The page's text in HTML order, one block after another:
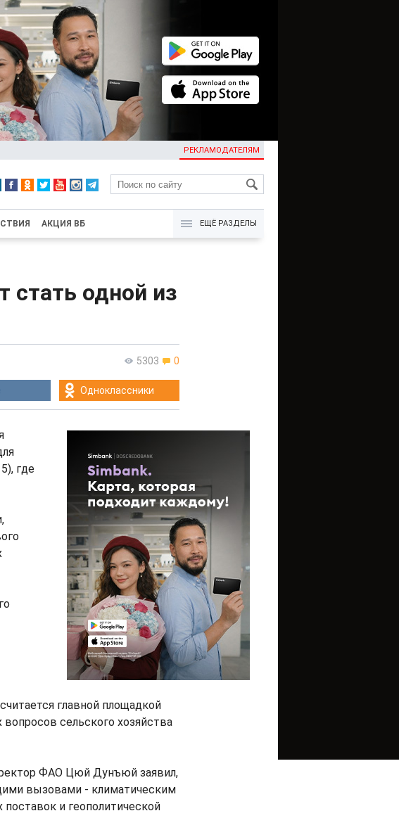
РЕКЛАМОДАТЕЛЯМ
KG
АКЦИЯ ВБ ЕЩЁ РАЗДЕЛЫ
одной из
5303 0
Одноклассники
где
главной площадкой
сельского хозяйства
ФАО Цюй Дунъюй заявил,
вызовами - климатическим
и геополитической